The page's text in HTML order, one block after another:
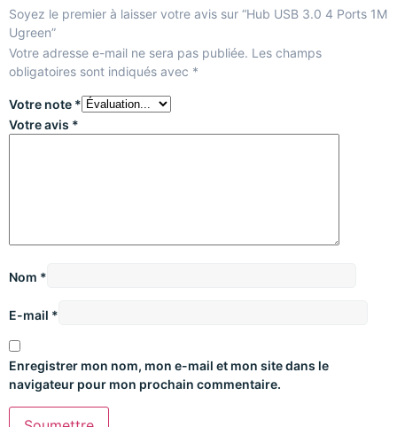
Soyez le premier à laisser votre avis sur “Hub USB 3.0 4 Ports 1M
Ugreen”
Votre adresse e-mail ne sera pas publiée. Les champs
obligatoires sont indiqués avec *
Votre note *
Votre avis *
Nom *
E-mail *
Enregistrer mon nom, mon e-mail et mon site dans le
navigateur pour mon prochain commentaire.